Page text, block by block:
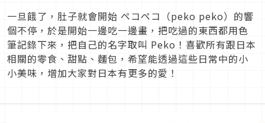
一旦餓了，肚子就會開始 ペコペコ（peko peko）的響
個不停，於是開始一邊吃一邊畫，把吃過的東西都用色
筆記錄下來，把自己的名字取叫 Peko！喜歡所有跟日本
相關的零食、甜點、麵包，希望能透過這些日常中的小
小美味，增加大家對日本有更多的愛！